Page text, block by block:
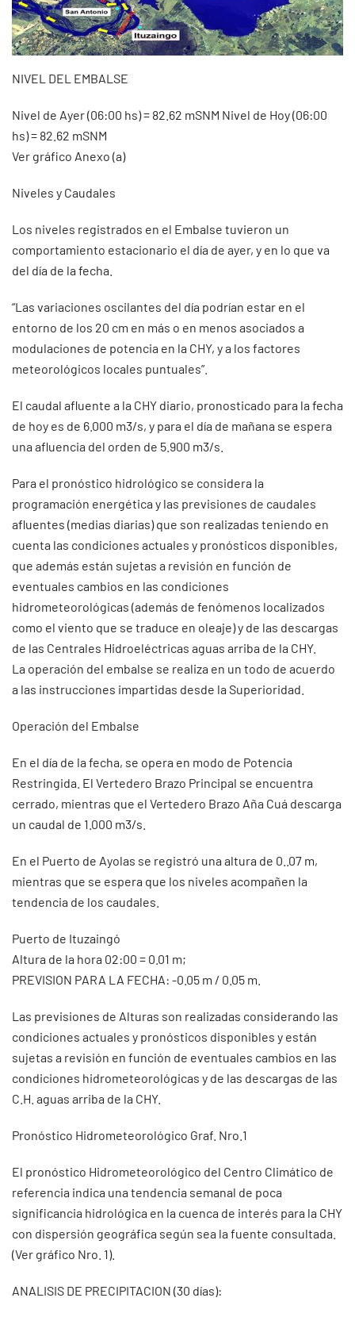
NIVEL DEL EMBALSE
Nivel de Ayer (06:00 hs) = 82.62 mSNM Nivel de Hoy (06:00
hs) = 82.62 mSNM
Ver gráfico Anexo (a)
Niveles y Caudales
Los niveles registrados en el Embalse tuvieron un
comportamiento estacionario el día de ayer, y en lo que va
del día de la fecha.
“Las variaciones oscilantes del día podrían estar en el
entorno de los 20 cm en más o en menos asociados a
modulaciones de potencia en la CHY, y a los factores
meteorológicos locales puntuales”.
El caudal afluente a la CHY diario, pronosticado para la fecha
de hoy es de 6.000 m3/s, y para el día de mañana se espera
una afluencia del orden de 5.900 m3/s.
Para el pronóstico hidrológico se considera la
programación energética y las previsiones de caudales
afluentes (medias diarias) que son realizadas teniendo en
cuenta las condiciones actuales y pronósticos disponibles,
que además están sujetas a revisión en función de
eventuales cambios en las condiciones
hidrometeorológicas (además de fenómenos localizados
como el viento que se traduce en oleaje) y de las descargas
de las Centrales Hidroeléctricas aguas arriba de la CHY.
La operación del embalse se realiza en un todo de acuerdo
a las instrucciones impartidas desde la Superioridad.
Operación del Embalse
En el día de la fecha, se opera en modo de Potencia
Restringida. El Vertedero Brazo Principal se encuentra
cerrado, mientras que el Vertedero Brazo Aña Cuá descarga
un caudal de 1.000 m3/s.
En el Puerto de Ayolas se registró una altura de 0..07 m,
mientras que se espera que los niveles acompañen la
tendencia de los caudales.
Puerto de Ituzaingó
Altura de la hora 02:00 = 0.01 m;
PREVISION PARA LA FECHA: -0.05 m / 0.05 m.
Las previsiones de Alturas son realizadas considerando las
condiciones actuales y pronósticos disponibles y están
sujetas a revisión en función de eventuales cambios en las
condiciones hidrometeorológicas y de las descargas de las
C.H. aguas arriba de la CHY.
Pronóstico Hidrometeorológico Graf. Nro.1
El pronóstico Hidrometeorológico del Centro Climático de
referencia indica una tendencia semanal de poca
significancia hidrológica en la cuenca de interés para la CHY
con dispersión geográfica según sea la fuente consultada.
(Ver gráfico Nro. 1).
ANALISIS DE PRECIPITACION (30 días):